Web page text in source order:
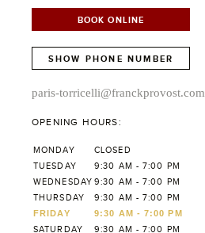
BOOK ONLINE
SHOW PHONE NUMBER
paris-torricelli@franckprovost.com
OPENING HOURS:
MONDAY
CLOSED
TUESDAY
9:30 AM - 7:00 PM
WEDNESDAY 9:30 AM - 7:00 PM
THURSDAY
9:30 AM - 7:00 PM
FRIDAY
9:30 AM - 7:00 PM
SATURDAY
9:30 AM - 7:00 PM